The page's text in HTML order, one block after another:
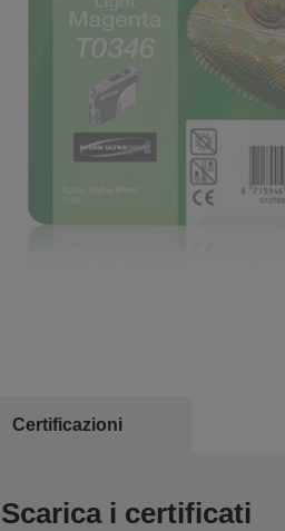
Certificazioni
Scarica i certificati